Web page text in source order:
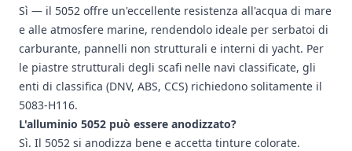
Sì — il 5052 offre un'eccellente resistenza all'acqua di mare
e alle atmosfere marine, rendendolo ideale per serbatoi di
carburante, pannelli non strutturali e interni di yacht. Per
le piastre strutturali degli scafi nelle navi classificate, gli
enti di classifica (DNV, ABS, CCS) richiedono solitamente il
5083-H116.
L'alluminio 5052 può essere anodizzato?
Sì. Il 5052 si anodizza bene e accetta tinture colorate.